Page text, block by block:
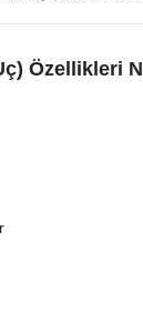
Özellikleri